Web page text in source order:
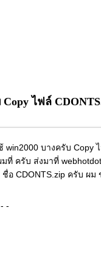
ไฟล์
win2000 บางครับ Copy
มที่ ครับ ส่งมาที่
อ CDONTS.zip ครับ ผ
-